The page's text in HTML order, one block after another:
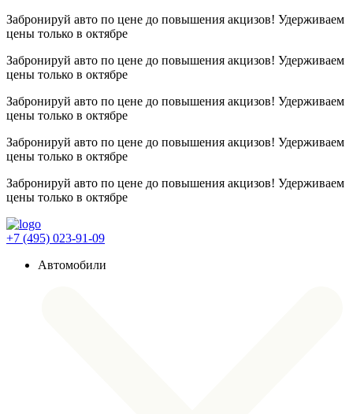
Забронируй авто по цене до повышения акцизов! Удерживаем
цены только в октябре
Забронируй авто по цене до повышения акцизов! Удерживаем
цены только в октябре
Забронируй авто по цене до повышения акцизов! Удерживаем
цены только в октябре
Забронируй авто по цене до повышения акцизов! Удерживаем
цены только в октябре
Забронируй авто по цене до повышения акцизов! Удерживаем
цены только в октябре
+7 (495) 023-91-09
Автомобили